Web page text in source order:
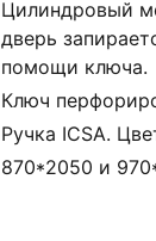
Цилиндровый
дверь
помощи ключа.
Ключ
Ручка ICSA.
870*2050 и